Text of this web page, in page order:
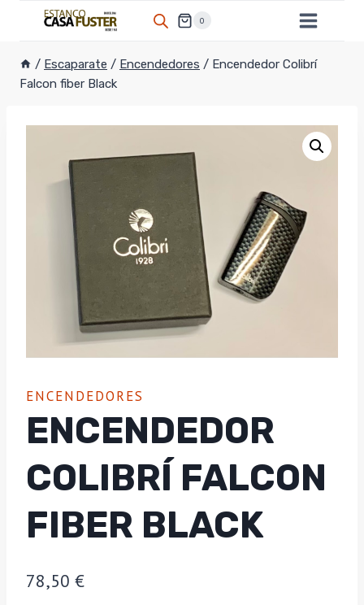
0
/ Escaparate / Encendedores / Encendedor Colibrí
Falcon fiber Black
ENCENDEDORES
ENCENDEDOR
COLIBRÍ FALCON
FIBER BLACK
78,50 €